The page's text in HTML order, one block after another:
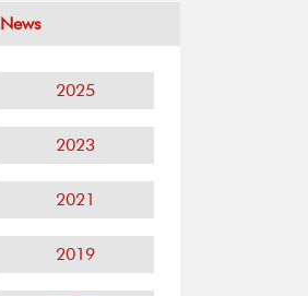
News
2025
2023
2021
2019